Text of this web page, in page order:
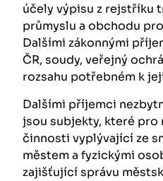
účely výpisu z rejstříku
průmyslu a obchodu
Dalšími zákonnými
ČR, soudy, veřejný
rozsahu potřebném k
Dalšími příjemci
jsou subjekty, které
činnosti vyplývající ze
městem a fyzickými
zajišťující správu